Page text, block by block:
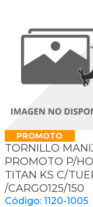
PROMOTO
TORNILLO
PROMOTO P/
TITAN KS C/
/CARGO125/150
Código: 1120-1005